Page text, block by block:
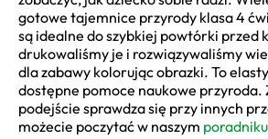
gotowe tajemnice przyrody klasa 4
są idealne do szybkiej powtórki przed
drukowaliśmy je i rozwiązywaliśmy
dla zabawy kolorując obrazki. To
dostępne pomoce naukowe przyroda.
podejście sprawdza się przy innych
możecie poczytać w naszym